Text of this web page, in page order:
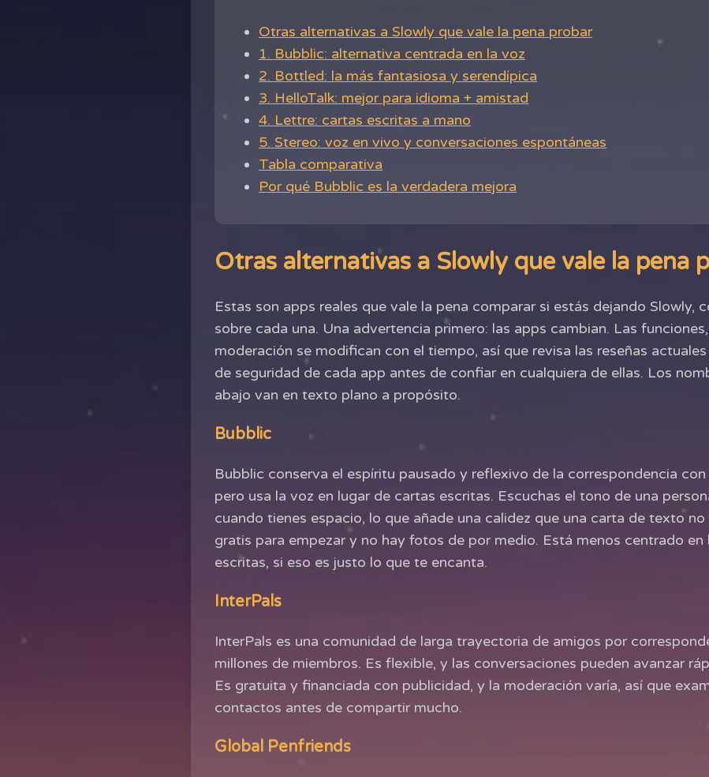
Otras alternativas a Slowly que vale la pena probar
1. Bubblic: alternativa centrada en la voz
2. Bottled: la más fantasiosa y serendípica
3. HelloTalk: mejor para idioma + amistad
4. Lettre: cartas escritas a mano
5. Stereo: voz en vivo y conversaciones espontáneas
Tabla comparativa
Por qué Bubblic es la verdadera mejora
Otras alternativas a Slowly que vale la pena
Estas son apps reales que vale la pena comparar si estás dejando Slowly,
sobre cada una. Una advertencia primero: las apps cambian. Las
moderación se modifican con el tiempo, así que revisa las reseñas
de seguridad de cada app antes de confiar en cualquiera de ellas. Los
abajo van en texto plano a propósito.
Bubblic
Bubblic conserva el espíritu pausado y reflexivo de la correspondencia
pero usa la voz en lugar de cartas escritas. Escuchas el tono de una
cuando tienes espacio, lo que añade una calidez que una carta de texto
gratis para empezar y no hay fotos de por medio. Está menos centrado en
escritas, si eso es justo lo que te encanta.
InterPals
InterPals es una comunidad de larga trayectoria de amigos por
millones de miembros. Es flexible, y las conversaciones pueden avanzar
Es gratuita y financiada con publicidad, y la moderación varía, así que
contactos antes de compartir mucho.
Global Penfriends